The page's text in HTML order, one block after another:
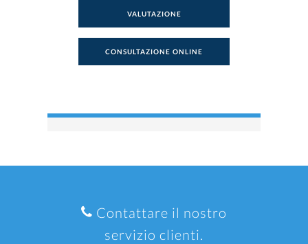
VALUTAZIONE
CONSULTAZIONE ONLINE
Contattare il nostro
servizio clienti.